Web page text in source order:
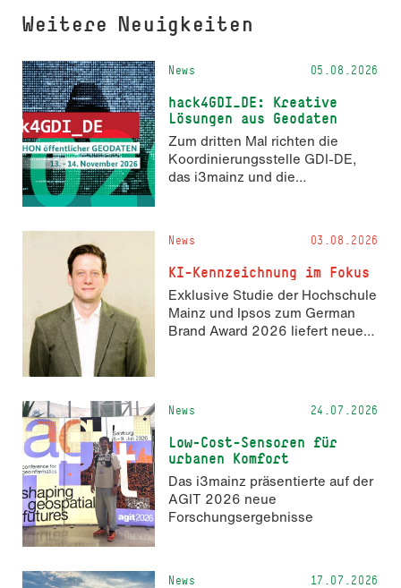
Weitere Neuigkeiten
News 05.08.2026
hack4GDI_DE: Kreative
Lösungen aus Geodaten
Zum dritten Mal richten die
Koordinierungsstelle GDI-DE,
das i3mainz und die
und 14. November 2026 den
Hackathon hack4GDI_DE an der
Hochschule Mainz aus. Die
Anmeldung ist geöffnet und bis
zum 2. Oktober 2026 möglich.
News 03.08.2026
KI-Kennzeichnung im Fokus
Exklusive Studie der Hochschule
Mainz und Ipsos zum German
Brand Award 2026 liefert neue
News 24.07.2026
Low-Cost-Sensoren für
urbanen Komfort
Das i3mainz präsentierte auf der
AGIT 2026 neue
Forschungsergebnisse
News 17.07.2026